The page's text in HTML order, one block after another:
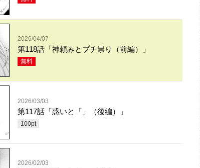
2026/04/07
第118話「神頼みとプチ祟り（前編）」
無料
2026/03/03
第117話「惑いと「」（後編）」
100pt
2026/02/03